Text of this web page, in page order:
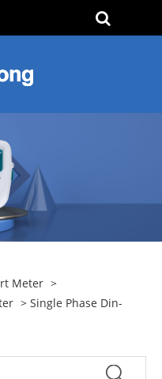
Meter >
> Single Phase Din-